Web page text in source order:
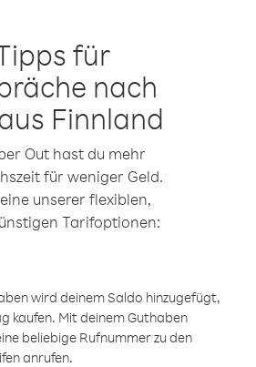
für
nach
Finnland
Out hast du mehr
für weniger Geld.
unserer flexiblen,
Tarifoptionen:
wird deinem Saldo hinzugefügt,
kaufen. Mit deinem Guthaben
beliebige Rufnummer zu den
anrufen.